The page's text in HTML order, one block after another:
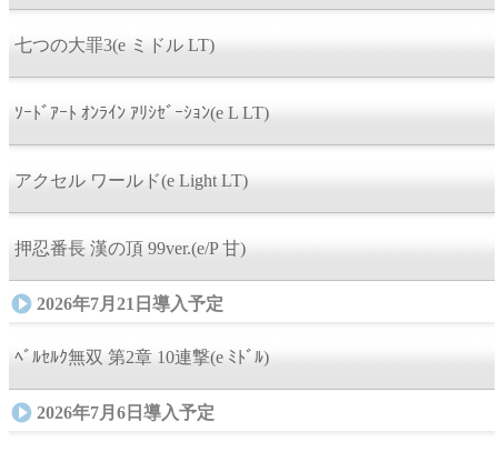
七つの大罪3(e ミドル LT)
ｿｰﾄﾞｱｰﾄ ｵﾝﾗｲﾝ ｱﾘｼｾﾞｰｼｮﾝ(e L LT)
アクセル ワールド(e Light LT)
押忍番長 漢の頂 99ver.(e/P 甘)
2026年7月21日導入予定
ﾍﾞﾙｾﾙｸ無双 第2章 10連撃(e ﾐﾄﾞﾙ)
2026年7月6日導入予定